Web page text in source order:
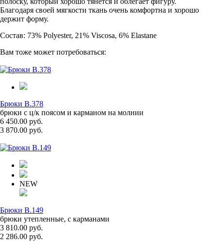
Благодаря своей мягкости ткань очень комфортна и хорошо
держит форму.
Состав: 73% Polyester, 21% Viscosa, 6% Elastane
Вам тоже может потребоваться:
Брюки B.378
брюки с ц/к поясом и карманом на молнии
6 450.00 руб.
3 870.00 руб.
NEW
Брюки B.149
брюки утепленные, с карманами
3 810.00 руб.
2 286.00 руб.